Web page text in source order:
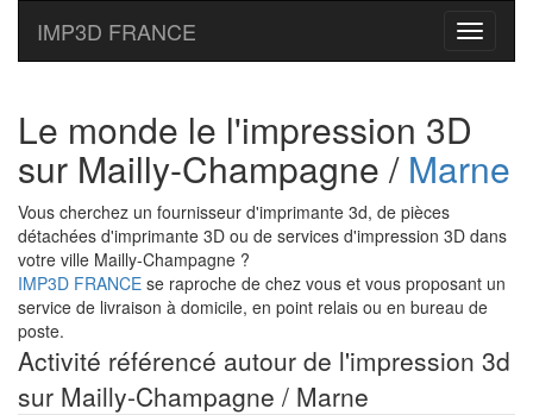
Toggle
IMP3D FRANCE
Le monde le l'impression 3D
sur Mailly-Champagne / Marne
Vous cherchez un fournisseur d'imprimante 3d, de pièces
détachées d'imprimante 3D ou de services d'impression 3D dans
votre ville Mailly-Champagne ?
IMP3D FRANCE se raproche de chez vous et vous proposant un
service de livraison à domicile, en point relais ou en bureau de
poste.
Activité référencé autour de l'impression 3d
sur Mailly-Champagne / Marne